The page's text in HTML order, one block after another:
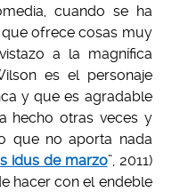
cuando se ha
ofrece cosas muy
a la magnífica
es el personaje
y que es agradable
hecho otras veces y
que no aporta nada
idus de marzo”, 2011)
hacer con el endeble